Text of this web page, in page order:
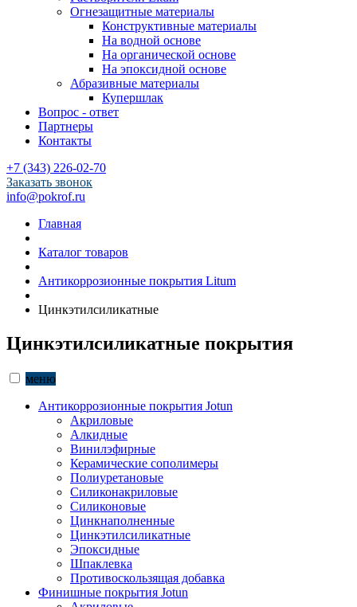
Огнезащитные материалы
Конструктивные материалы
На водной основе
На органической основе
На эпоксидной основе
Абразивные материалы
Купершлак
Вопрос - ответ
Партнеры
Контакты
+7 (343) 226-02-70
Заказать звонок
info@pokrof.ru
Главная
Каталог товаров
Антикоррозионные покрытия Litum
Цинкэтилсиликатные
Цинкэтилсиликатные покрытия
меню
Антикоррозионные покрытия Jotun
Акриловые
Алкидные
Винилэфирные
Керамические сополимеры
Полиуретановые
Силиконакриловые
Силиконовые
Цинкнаполненные
Цинкэтилсиликатные
Эпоксидные
Шпаклевка
Противоскользящая добавка
Финишные покрытия Jotun